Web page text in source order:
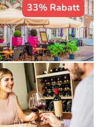
33% Rabatt